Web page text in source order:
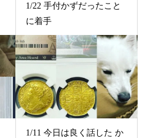
1/22 手付かずだったこと
に着手
1/11 今日は良く話した か